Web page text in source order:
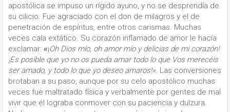
apostólica se impuso un rígido ayuno, y no se desprendía de
su cilicio. Fue agraciado con el don de milagros y el de
penetración de espíritus, entre otros carismas. Muchas
veces caía extático. Su corazón inflamado de amor le hacía
exclamar: «¡Oh Dios mío, oh amor mío y delicias de mi corazón!
¡Es posible que yo no os pueda amar todo lo que Vos merecéis
ser amado, y todo lo que yo deseo amaros!». Las conversiones
brotaban a su paso, aunque por su celo apostólico muchas
veces fue maltratado física y verbalmente por gentes de mal
vivir que él lograba conmover con su paciencia y dulzura.